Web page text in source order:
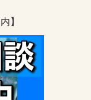
】